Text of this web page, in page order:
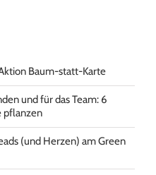
Baum-statt-Karte
und für das Team: 6
pflanzen
(und Herzen) am Green